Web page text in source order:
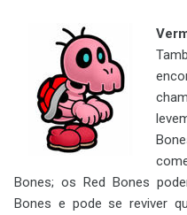
Bones; os Red Bones
Bones e pode se reviver